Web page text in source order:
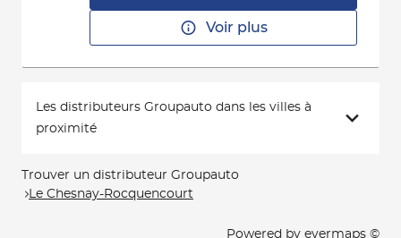
Voir plus
Les distributeurs Groupauto dans les villes à
proximité
Trouver un distributeur Groupauto
Le Chesnay-Rocquencourt
Powered by evermaps ©